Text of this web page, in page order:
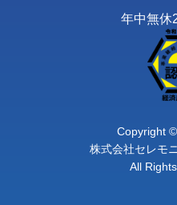
年中無休
Copyright
株式会社セレモ
All